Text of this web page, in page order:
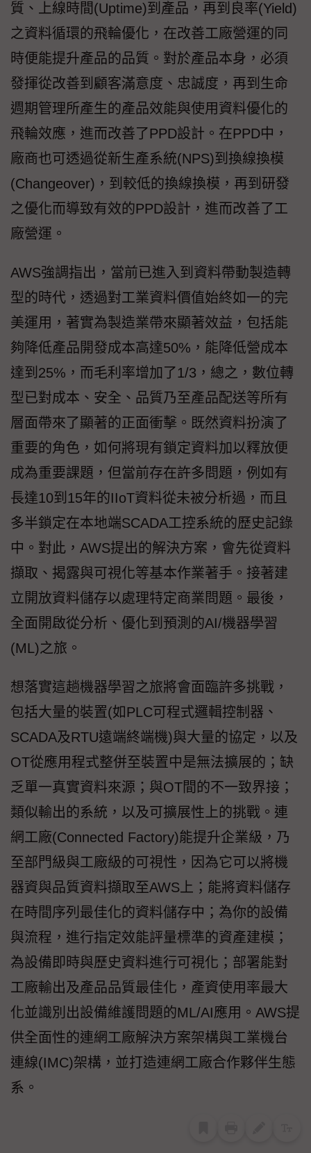
質、上線時間(Uptime)到產品，再到良率(Yield)
之資料循環的飛輪優化，在改善工廠營運的同
時便能提升產品的品質。對於產品本身，必須
發揮從改善到顧客滿意度、忠誠度，再到生命
週期管理所產生的產品效能與使用資料優化的
飛輪效應，進而改善了PPD設計。在PPD中，
廠商也可透過從新生產系統(NPS)到換線換模
(Changeover)，到較低的換線換模，再到研發
之優化而導致有效的PPD設計，進而改善了工
廠營運。
AWS強調指出，當前已進入到資料帶動製造轉
型的時代，透過對工業資料價值始終如一的完
美運用，著實為製造業帶來顯著效益，包括能
夠降低產品開發成本高達50%，能降低營成本
達到25%，而毛利率增加了1/3，總之，數位轉
型已對成本、安全、品質乃至產品配送等所有
層面帶來了顯著的正面衝擊。既然資料扮演了
重要的角色，如何將現有鎖定資料加以釋放便
成為重要課題，但當前存在許多問題，例如有
長達10到15年的IIoT資料從未被分析過，而且
多半鎖定在本地端SCADA工控系統的歷史記錄
中。對此，AWS提出的解決方案，會先從資料
擷取、揭露與可視化等基本作業著手。接著建
立開放資料儲存以處理特定商業問題。最後，
全面開啟從分析、優化到預測的AI/機器學習
(ML)之旅。
想落實這趟機器學習之旅將會面臨許多挑戰，
包括大量的裝置(如PLC可程式邏輯控制器、
SCADA及RTU遠端終端機)與大量的協定，以及
OT從應用程式整併至裝置中是無法擴展的；缺
乏單一真實資料來源；與OT間的不一致界接；
類似輸出的系統，以及可擴展性上的挑戰。連
網工廠(Connected Factory)能提升企業級，乃
至部門級與工廠級的可視性，因為它可以將機
器資與品質資料擷取至AWS上；能將資料儲存
在時間序列最佳化的資料儲存中；為你的設備
與流程，進行指定效能評量標準的資產建模；
為設備即時與歷史資料進行可視化；部署能對
工廠輸出及產品品質最佳化，產資使用率最大
化並識別出設備維護問題的ML/AI應用。AWS提
供全面性的連網工廠解決方案架構與工業機台
連線(IMC)架構，並打造連網工廠合作夥伴生態
系。